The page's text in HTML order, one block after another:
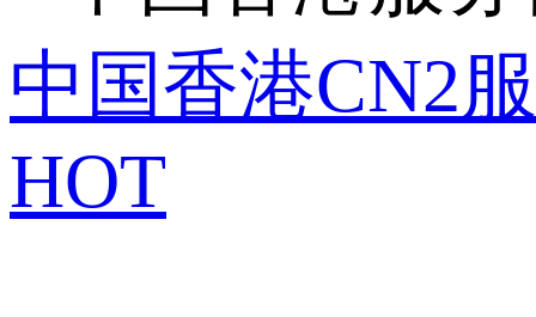
中国香港CN2
HOT